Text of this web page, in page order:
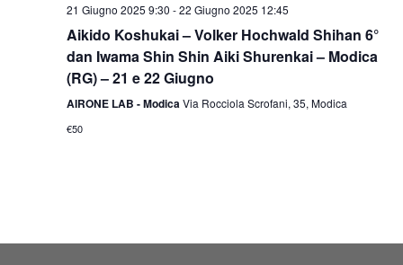
21 Giugno 2025 9:30 -22 Giugno 2025 12:45
Aikido Koshukai – Volker Hochwald Shihan 6°
dan Iwama Shin Shin Aiki Shurenkai – Modica
(RG) – 21 e 22 Giugno
AIRONE LAB - ModicaVia Rocciola Scrofani, 35, Modica
€50